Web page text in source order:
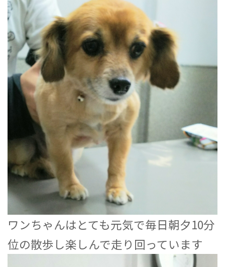
ワンちゃんはとても元気で毎日朝夕10分
位の散歩し楽しんで走り回っています